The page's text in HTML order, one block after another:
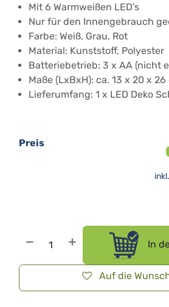
Mit 6 Warmweißen LED's
Nur für den Innengebrauch
Farbe: Weiß, Grau, Rot
Material: Kunststoff, Polyester
Batteriebetrieb: 3 x AA (nicht
Maße (LxBxH): ca. 13 x 20 x 26
Lieferumfang: 1 x LED Deko
In
Auf die
Preis